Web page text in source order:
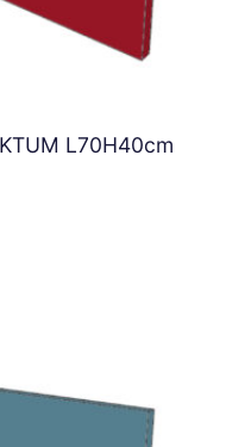
L70H40cm